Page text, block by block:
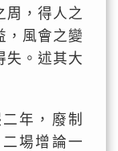
周，得人之
，風會之變
失。述其大
年，廢制
場增論一